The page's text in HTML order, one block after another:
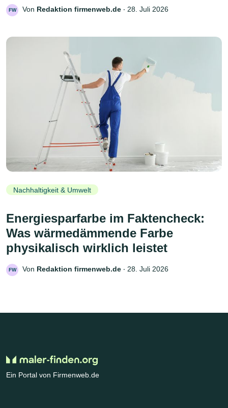
FW Von Redaktion firmenweb.de ‧ 28. Juli 2026
Nachhaltigkeit & Umwelt
Energiesparfarbe im Faktencheck:
Was wärmedämmende Farbe
physikalisch wirklich leistet
FW Von Redaktion firmenweb.de ‧ 28. Juli 2026
Ein Portal von Firmenweb.de